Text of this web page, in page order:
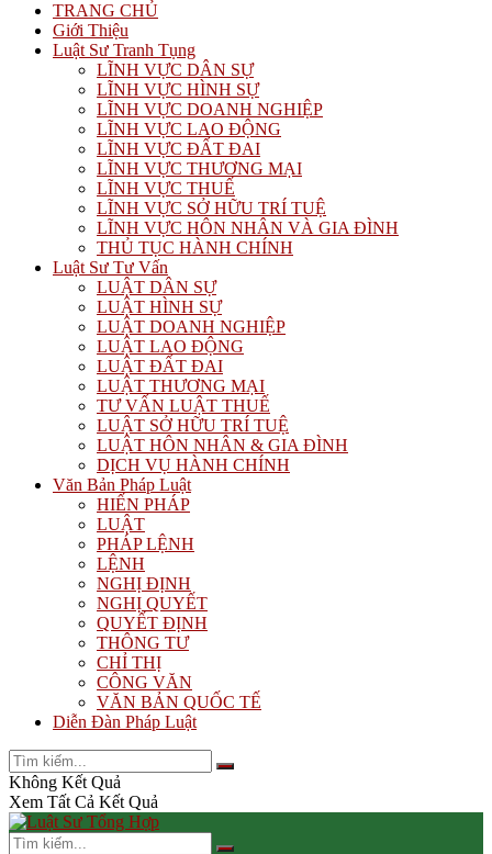
TRANG CHỦ
Giới Thiệu
Luật Sư Tranh Tụng
LĨNH VỰC DÂN SỰ
LĨNH VỰC HÌNH SỰ
LĨNH VỰC DOANH NGHIỆP
LĨNH VỰC LAO ĐỘNG
LĨNH VỰC ĐẤT ĐAI
LĨNH VỰC THƯƠNG MẠI
LĨNH VỰC THUẾ
LĨNH VỰC SỞ HỮU TRÍ TUỆ
LĨNH VỰC HÔN NHÂN VÀ GIA ĐÌNH
THỦ TỤC HÀNH CHÍNH
Luật Sư Tư Vấn
LUẬT DÂN SỰ
LUẬT HÌNH SỰ
LUẬT DOANH NGHIỆP
LUẬT LAO ĐỘNG
LUẬT ĐẤT ĐAI
LUẬT THƯƠNG MẠI
TƯ VẤN LUẬT THUẾ
LUẬT SỞ HỮU TRÍ TUỆ
LUẬT HÔN NHÂN & GIA ĐÌNH
DỊCH VỤ HÀNH CHÍNH
Văn Bản Pháp Luật
HIẾN PHÁP
LUẬT
PHÁP LỆNH
LỆNH
NGHỊ ĐỊNH
NGHỊ QUYẾT
QUYẾT ĐỊNH
THÔNG TƯ
CHỈ THỊ
CÔNG VĂN
VĂN BẢN QUỐC TẾ
Diễn Đàn Pháp Luật
Không Kết Quả
Xem Tất Cả Kết Quả